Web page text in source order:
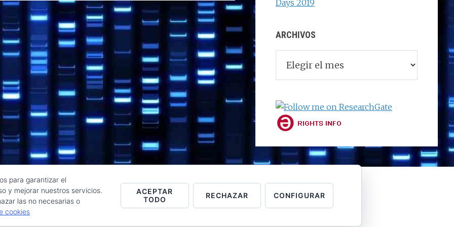
Days 2019
ARCHIVOS
Raúl de la Puente - Derechos reservados© 2026 · Acceder
para garantizar el
y mejorar nuestros servicios.
las no necesarias o
cookies
ACEPTAR
TODO
RECHAZAR CONFIGURAR